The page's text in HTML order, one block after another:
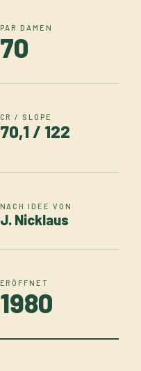
PAR DAMEN
70
CR / SLOPE
70,1 / 122
NACH IDEE VON
J. Nicklaus
ERÖFFNET
1980